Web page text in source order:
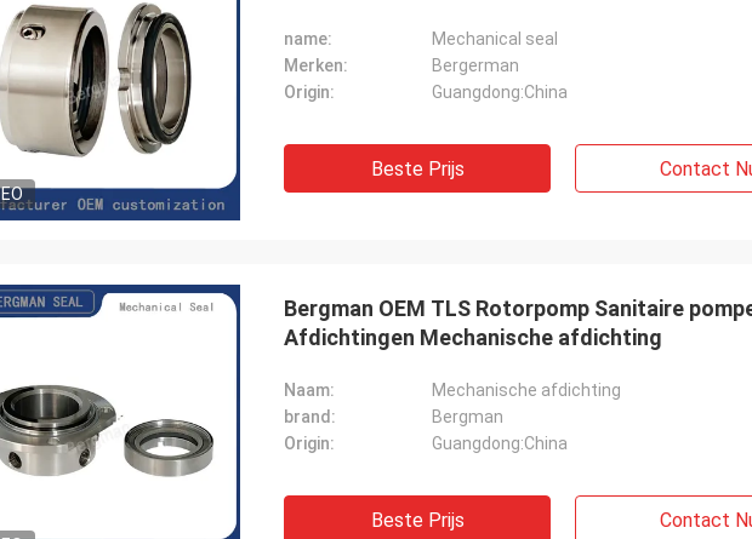
name:
Mechanical seal
Merken:
Bergerman
Origin:
Guangdong:China
Beste Prijs Contact
Bergman OEM TLS Rotorpomp Sanitaire
Afdichtingen Mechanische afdichting
Naam:
Mechanische afdichting
brand:
Bergman
Origin:
Guangdong:China
Beste Prijs Contact